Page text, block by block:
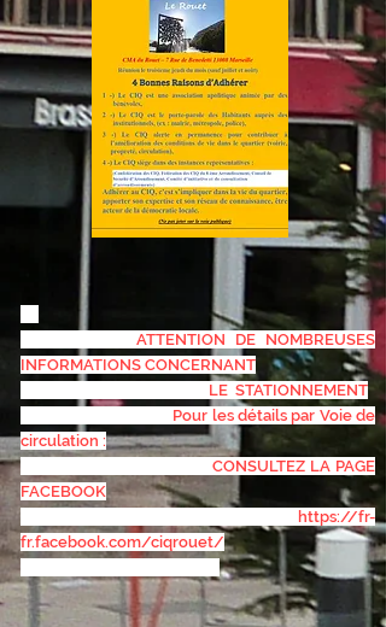
ATTENTION DE NOMBREUSES
INFORMATIONS CONCERNANT
LE STATIONNEMENT
Pour les détails par Voie de
circulation :
CONSULTEZ LA PAGE
FACEBOOK
https://fr-
fr.facebook.com/ciqrouet/